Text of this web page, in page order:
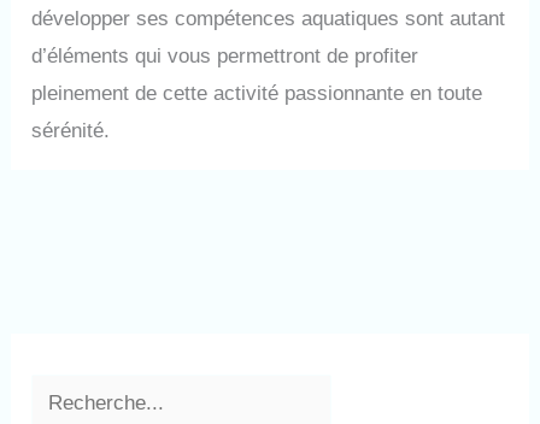
développer ses compétences aquatiques sont autant
d’éléments qui vous permettront de profiter
pleinement de cette activité passionnante en toute
sérénité.